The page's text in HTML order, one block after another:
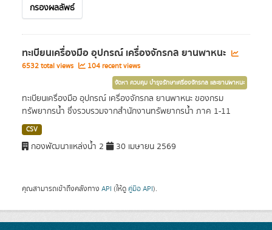
กรองผลลัพธ์
ทะเบียนเครื่องมือ อุปกรณ์ เครื่องจักรกล ยานพาหนะ
6532 total views 104 recent views
จัดหา ควบคุม บำรุงรักษาเครื่องจักรกล และยานพาหนะ
ทะเบียนเครื่องมือ อุปกรณ์ เครื่องจักรกล ยานพาหนะ ของกรม
ทรัพยากรน้ำ ซึ่งรวบรวมจากสำนักงานทรัพยากรน้ำ ภาค 1-11
CSV
กองพัฒนาแหล่งน้ำ 2 30 เมษายน 2569
คุณสามารถเข้าถึงคลังทาง API (ให้ดู คู่มือ API).